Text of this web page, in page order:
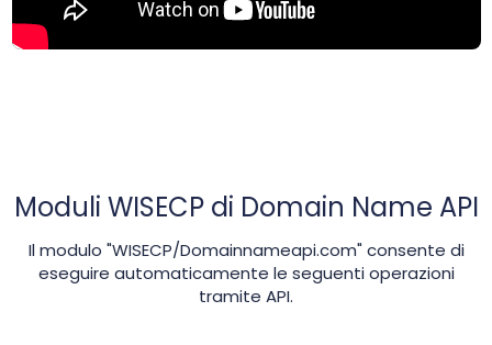
Moduli WISECP di Domain Name API
Il modulo "WISECP/Domainnameapi.com" consente di
eseguire automaticamente le seguenti operazioni
tramite API.